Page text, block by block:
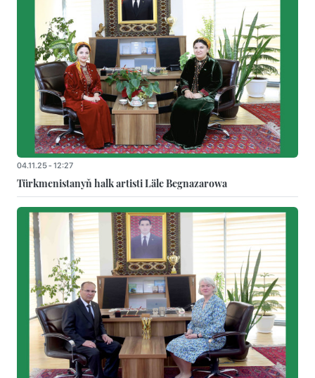
04.11.25 - 12:27
Türkmenistanyň halk artisti Läle Begnazarowa